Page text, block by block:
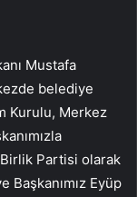
Mustafa
belediye
Kurulu, Merkez
Partisi olarak
Başkanımız Eyüp